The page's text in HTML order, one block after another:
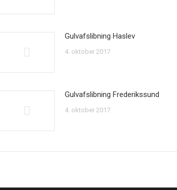
Gulvafslibning Haslev
4. oktober 2017
Gulvafslibning Frederikssund
4. oktober 2017